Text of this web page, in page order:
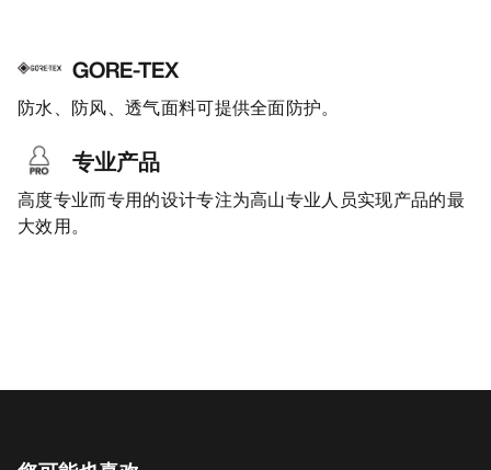
GORE-TEX
防水、防风、透气面料可提供全面防护。
专业产品
高度专业而专用的设计专注为高山专业人员实现产品的最
大效用。